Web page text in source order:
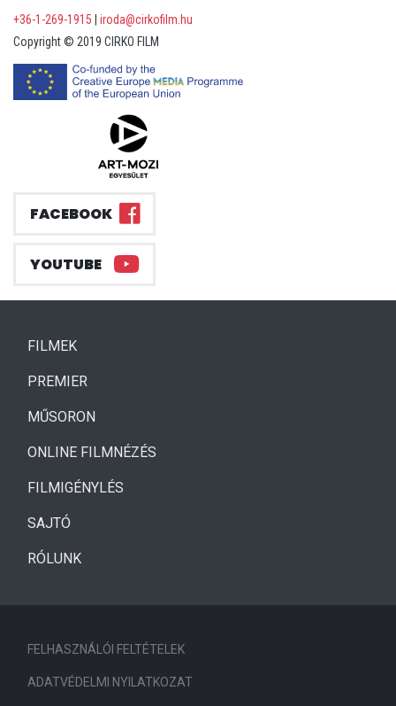
+36-1-269-1915
iroda@cirkofilm.hu
Copyright © 2019 CIRKO FILM
FACEBOOK
YOUTUBE
FILMEK(CURRENT)
PREMIER
MŰSORON
ONLINE FILMNÉZÉS
FILMIGÉNYLÉS
SAJTÓ
RÓLUNK
FELHASZNÁLÓI FELTÉTELEK
ADATVÉDELMI NYILATKOZAT